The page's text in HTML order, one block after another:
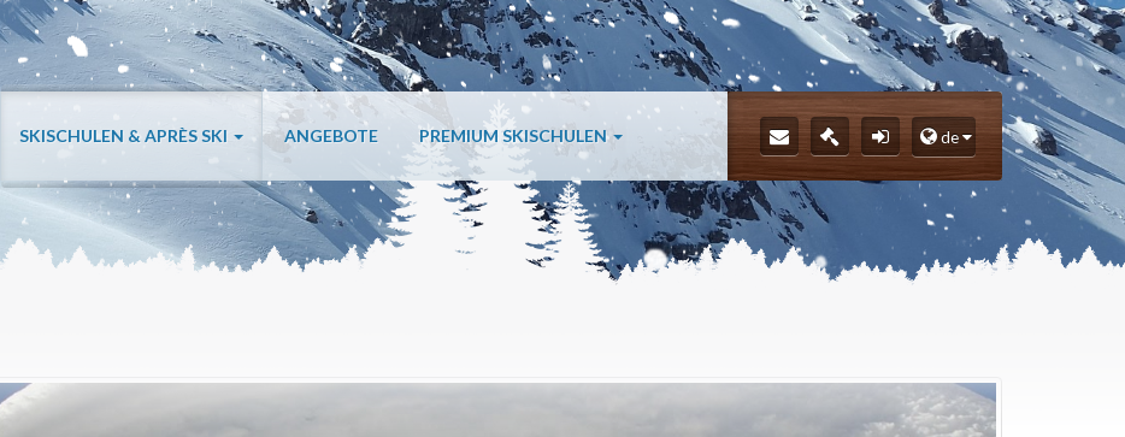
SKISCHULEN & APRÈS SKI ANGEBOTE PREMIUM SKISCHULEN de